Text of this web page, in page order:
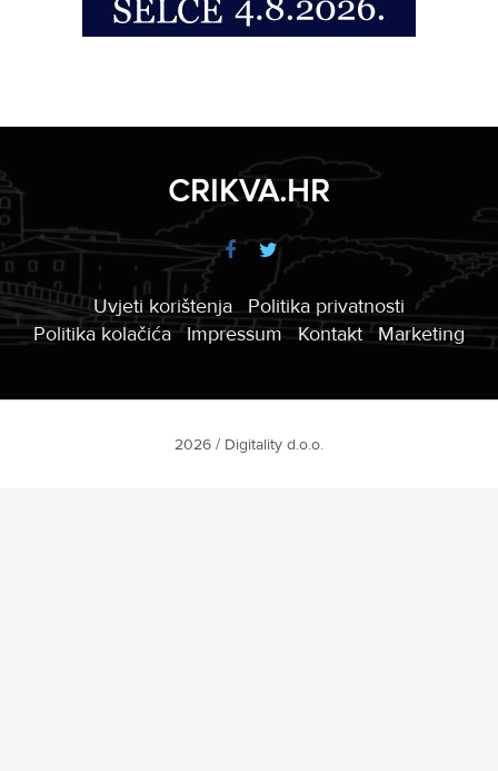
CRIKVA.HR
Uvjeti korištenja
Politika privatnosti
Politika kolačića
Impressum Kontakt Marketing
2026 / Digitality d.o.o.